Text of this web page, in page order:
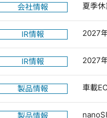
会社情報 夏季
IR情報 2027
IR情報 2027
製品情報 車載
製品情報